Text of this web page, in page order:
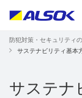
防犯対策・セキュリティ
サステナビリティ基本
サステナ